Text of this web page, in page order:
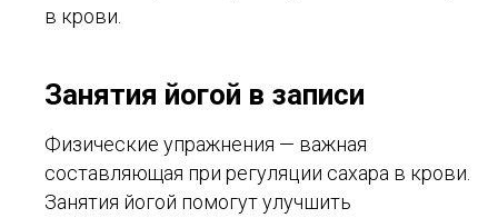
в крови.
Занятия йогой в записи
Физические упражнения — важная
составляющая при регуляции сахара в крови.
Занятия йогой помогут улучшить